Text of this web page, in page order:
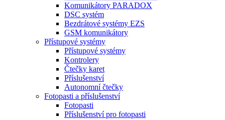
Komunikátory PARADOX
DSC systém
Bezdrátové systémy EZS
GSM komunikátory
Přístupové systémy
Přístupové systémy
Kontrolery
Čtečky karet
Příslušenství
Autonomní čtečky
Fotopasti a příslušenství
Fotopasti
Příslušenství pro fotopasti